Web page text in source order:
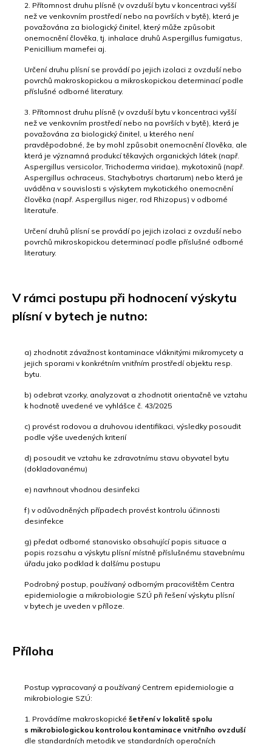
2. Přítomnost druhu plísně (v ovzduší bytu v koncentraci vyšší
než ve venkovním prostředí nebo na površích v bytě), která je
považována za biologický činitel, který může způsobit
onemocnění člověka, tj. inhalace druhů Aspergillus fumigatus,
Penicillium marnefei aj.
Určení druhu plísní se provádí po jejich izolaci z ovzduší nebo
povrchů makroskopickou a mikroskopickou determinací podle
příslušné odborné literatury.
3. Přítomnost druhu plísně (v ovzduší bytu v koncentraci vyšší
než ve venkovním prostředí nebo na površích v bytě), která je
považována za biologický činitel, u kterého není
pravděpodobné, že by mohl způsobit onemocnění člověka, ale
která je významná produkcí těkavých organických látek (např.
Aspergillus versicolor, Trichoderma viridae), mykotoxinů (např.
Aspergillus ochraceus, Stachybotrys chartarum) nebo která je
uváděna v souvislosti s výskytem mykotického onemocnění
člověka (např. Aspergillus niger, rod Rhizopus) v odborné
literatuře.
Určení druhů plísní se provádí po jejich izolaci z ovzduší nebo
povrchů mikroskopickou determinací podle příslušné odborné
literatury.
V rámci postupu při hodnocení výskytu
plísní v bytech je nutno:
a) zhodnotit závažnost kontaminace vláknitými mikromycety a
jejich sporami v konkrétním vnitřním prostředí objektu resp.
bytu.
b) odebrat vzorky, analyzovat a zhodnotit orientačně ve vztahu
k hodnotě uvedené ve vyhlášce č. 43/2025
c) provést rodovou a druhovou identifikaci, výsledky posoudit
podle výše uvedených kriterií
d) posoudit ve vztahu ke zdravotnímu stavu obyvatel bytu
(dokladovanému)
e) navrhnout vhodnou desinfekci
f) v odůvodněných případech provést kontrolu účinnosti
desinfekce
g) předat odborné stanovisko obsahující popis situace a
popis rozsahu a výskytu plísní místně příslušnému stavebnímu
úřadu jako podklad k dalšímu postupu
Podrobný postup, používaný odborným pracovištěm Centra
epidemiologie a mikrobiologie SZÚ při řešení výskytu plísní
v bytech je uveden v příloze.
Příloha
Postup vypracovaný a používaný Centrem epidemiologie a
mikrobiologie SZÚ:
1. Provádíme makroskopické šetření v lokalitě spolu
s mikrobiologickou kontrolou kontaminace vnitřního ovzduší
dle standardních metodik ve standardních operačních